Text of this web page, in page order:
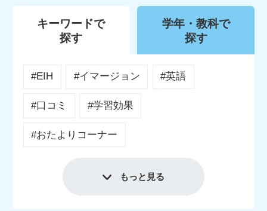
キーワードで
探す
学年・教科で
探す
#EIH #イマージョン #英語
#口コミ #学習効果
#おたよりコーナー
もっと見る